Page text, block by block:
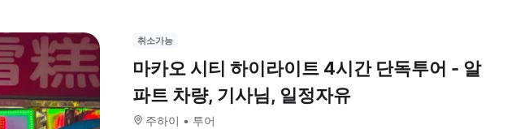
취소가능
마카오 시티 하이라이트 4시간 단독투어 - 알
파트 차량, 기사님, 일정자유
주하이 투어